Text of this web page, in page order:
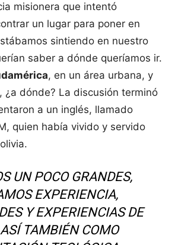
misionera que intentó
un lugar para poner en
sintiendo en nuestro
saber a dónde queríamos ir.
, en un área urbana, y
¿a dónde? La discusión terminó
a un inglés, llamado
quien había vivido y servido
UN POCO GRANDES,
EXPERIENCIA,
Y EXPERIENCIAS DE
TAMBIÉN COMO